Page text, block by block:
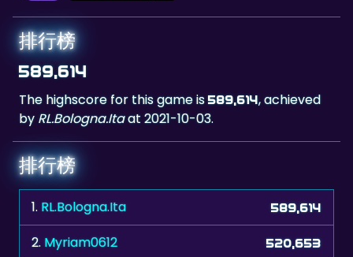
排行榜
589,614
The highscore for this game is589,614, achieved
by RL.Bologna.Itaat 2021-10-03.
排行榜
1. RL.Bologna.Ita 589,614
2. Myriam0612 520,653